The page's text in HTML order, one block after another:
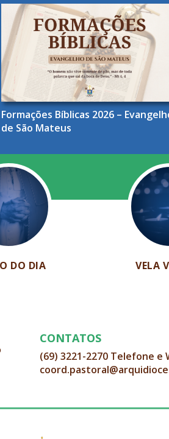
Formações Bíblicas 2026 –
de São Mateus
DO DIA VELA
CONTATOS
(69) 3221-2270 Telefone e